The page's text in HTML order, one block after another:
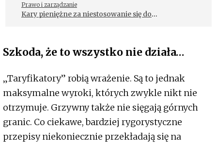
Prawo i zarządzanie
Kary pieniężne za niestosowanie się do
Szkoda, że to wszystko nie działa…
„Taryfikatory” robią wrażenie. Są to jednak
maksymalne wyroki, których zwykle nikt nie
otrzymuje. Grzywny także nie sięgają górnych
granic. Co ciekawe, bardziej rygorystyczne
przepisy niekoniecznie przekładają się na